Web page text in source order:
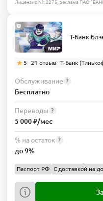
Лицензия №: 2275, реклама ПАО
Т-Банк
5 21 отзыв Т-Банк
Обслуживание ?
Бесплатно
Переводы ?
5 000 ₽/мес
% на остаток ?
до 9%
Паспорт РФ С доставкой на